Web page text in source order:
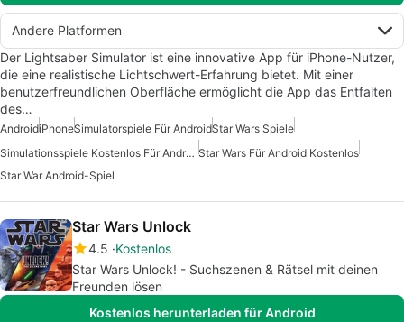
Andere Platformen
Der Lightsaber Simulator ist eine innovative App für iPhone-Nutzer,
die eine realistische Lichtschwert-Erfahrung bietet. Mit einer
benutzerfreundlichen Oberfläche ermöglicht die App das Entfalten
des…
AndroidiPhoneSimulatorspiele Für AndroidStar Wars Spiele
Simulationsspiele Kostenlos Für Android Star Wars Für Android Kostenlos
Star War Android-Spiel
Star Wars Unlock
4.5 Kostenlos
Star Wars Unlock! - Suchszenen & Rätsel mit deinen
Freunden lösen
Kostenlos herunterladen für Android